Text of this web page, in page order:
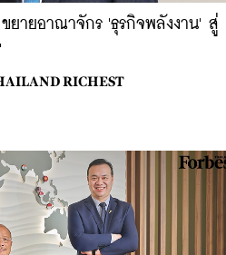
ยายอาณาจักร 'ธุรกิจพลังงาน' สู่
RICHEST